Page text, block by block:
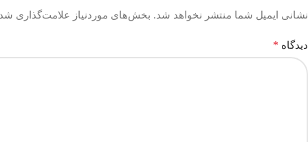
نشانی ایمیل شما منتشر نخواهد شد. بخش‌های موردنیاز علامت‌گذاری
دیدگاه *